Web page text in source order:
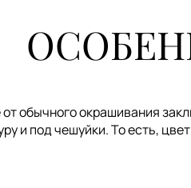
обычного окрашивания
и под чешуйки. То есть,